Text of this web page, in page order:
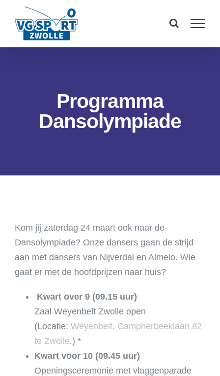
naar
Programma
Dansolympiade
Kom jij zaterdag 24 maart ook naar de
Dansolympiade? Onze dansers gaan de strijd
aan met dansers van Nijverdal en Almelo. Wie
gaat er met de hoofdprijzen naar huis?
Kwart over 9 (09.15 uur)
Zaal Weyenbelt Zwolle open
(Locatie: Weyenbelt, Campherbeeklaan 82
te Zwolle.) *
Kwart voor 10 (09.45 uur)
Openingsceremonie met vlaggenparade